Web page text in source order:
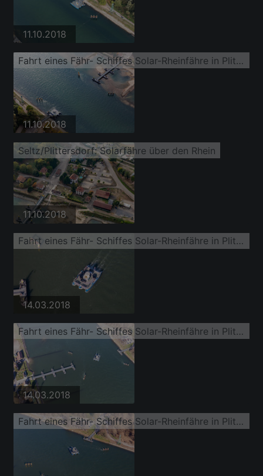
11.10.2018
Fahrt eines Fähr- Schiffes Solar-Rheinfähre in Plittersdorf
11.10.2018
Seltz/Plittersdorf: Solarfähre über den Rhein
11.10.2018
Fahrt eines Fähr- Schiffes Solar-Rheinfähre in Plittersdorf
14.03.2018
Fahrt eines Fähr- Schiffes Solar-Rheinfähre in Plittersdorf
14.03.2018
Fahrt eines Fähr- Schiffes Solar-Rheinfähre in Plittersdorf